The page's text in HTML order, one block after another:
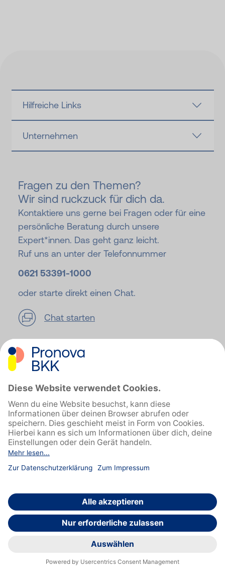
Hilfreiche Links
Unternehmen
Fragen zu den Themen?
Wir sind ruckzuck für dich da.
Kontaktiere uns gerne bei Fragen oder für eine
persönliche Beratung durch unsere
Expert*innen. Das geht ganz leicht.
Ruf uns an unter der Telefonnummer
0621 53391-1000
oder starte direkt einen Chat.
Chat starten
Datenschutz
Sitemap
Feedback geben